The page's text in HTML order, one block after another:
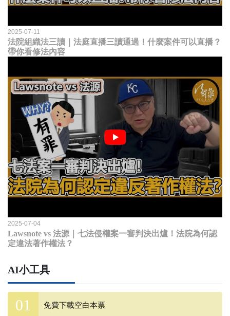
2025-07-11
法院組織法三讀｜法庭直播三讀通過！什麼案件可以直播？
帶你看修法內容
2025-07-04
Lawsnote vs 法源｜七法侵權案一審判決出爐！法院為何認
定違法著作權法？
AI小工具
免費下載空白本票